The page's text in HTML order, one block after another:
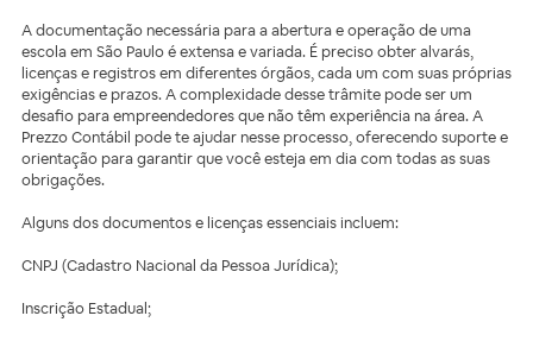
A documentação necessária para a abertura e operação de uma
escola em São Paulo é extensa e variada. É preciso obter alvarás,
licenças e registros em diferentes órgãos, cada um com suas próprias
exigências e prazos. A complexidade desse trâmite pode ser um
desafio para empreendedores que não têm experiência na área. A
Prezzo Contábil pode te ajudar nesse processo, oferecendo suporte e
orientação para garantir que você esteja em dia com todas as suas
obrigações.
Alguns dos documentos e licenças essenciais incluem:
CNPJ (Cadastro Nacional da Pessoa Jurídica);
Inscrição Estadual;